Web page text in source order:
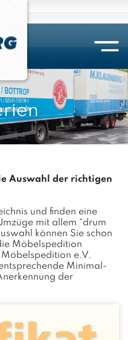
Auswahl der richtigen
und finden eine
mit allem “drum
können Sie schon
Möbelspedition
e.V.
Minimal-
der